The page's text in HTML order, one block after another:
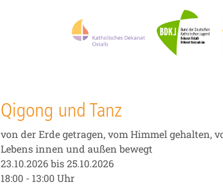
Qigong und Tanz
von der Erde getragen, vom Himmel gehalten,
Lebens innen und außen bewegt
23.10.2026 bis 25.10.2026
18:00 - 13:00 Uhr